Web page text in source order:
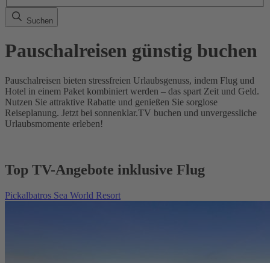
Suchen
Pauschalreisen günstig buchen
Pauschalreisen bieten stressfreien Urlaubsgenuss, indem Flug und
Hotel in einem Paket kombiniert werden – das spart Zeit und Geld.
Nutzen Sie attraktive Rabatte und genießen Sie sorglose
Reiseplanung. Jetzt bei sonnenklar.TV buchen und unvergessliche
Urlaubsmomente erleben!
Top TV-Angebote inklusive Flug
Pickalbatros Sea World Resort